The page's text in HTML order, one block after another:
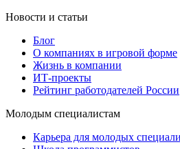
Новости и статьи
Блог
О компаниях в игровой форме
Жизнь в компании
ИТ-проекты
Рейтинг работодателей России
Молодым специалистам
Карьера для молодых